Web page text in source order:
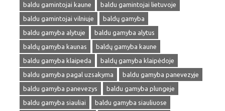
baldu gamintojai kaune
baldu gamintojai lietuvoje
baldu gamintojai vilniuje
baldų gamyba
baldu gamyba alytuje
baldu gamyba alytus
baldų gamyba kaunas
baldų gamyba kaune
baldu gamyba klaipeda
baldų gamyba klaipėdoje
baldu gamyba pagal uzsakyma
baldu gamyba panevezyje
baldu gamyba panevezys
baldu gamyba plungeje
baldu gamyba siauliai
baldu gamyba siauliuose